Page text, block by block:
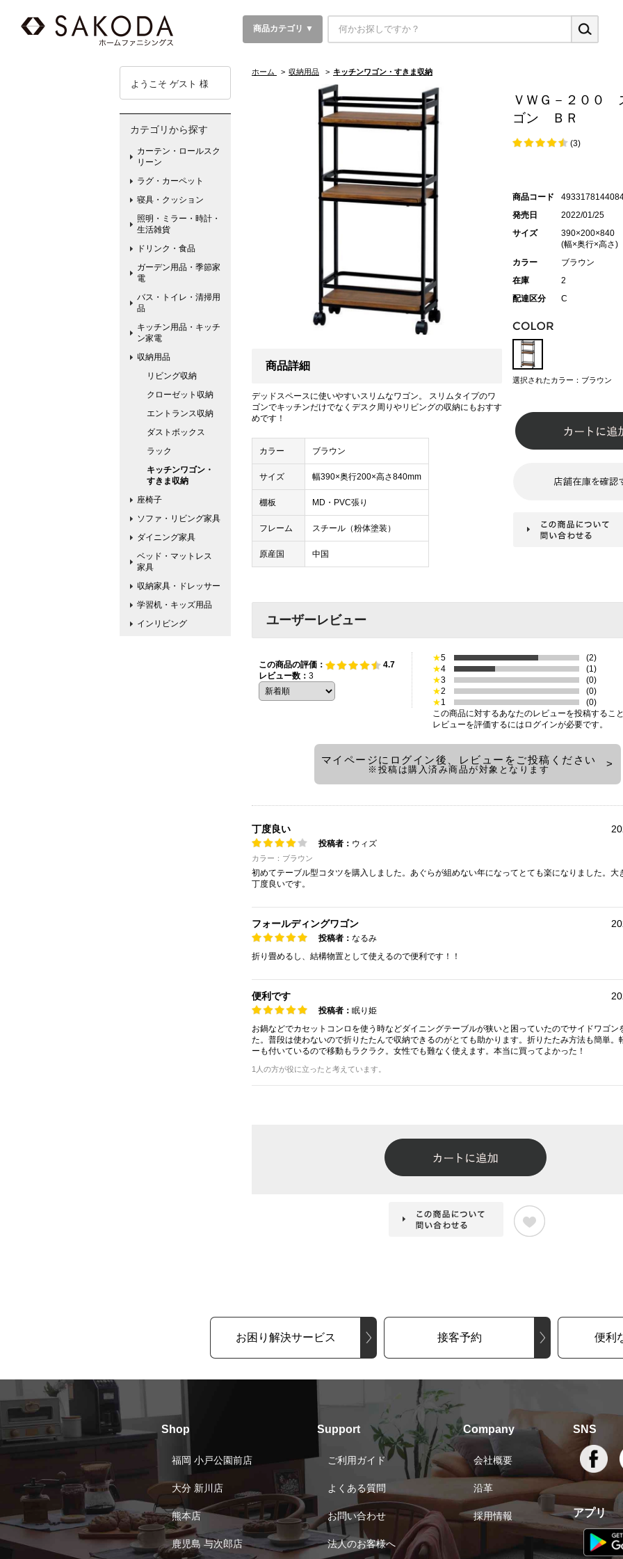
商品カテゴリ ▼
ホーム > 収納用品 > キッチンワゴン・すきま収納
商品詳細
デッドスペースに使いやすいスリムなワゴン。 スリムタイプのワ
ゴンでキッチンだけでなくデスク周りやリビングの収納にもおすす
めです！
カラー ブラウン
サイズ 幅390×奥行200×高さ840mm
棚板 MD・PVC張り
フレーム スチール（粉体塗装）
原産国 中国
ＶＷＧ－２００
ゴン ＢＲ
(3)
商品コード
発売日
2022/01/25
サイズ
390×200×840
(幅×奥行×高さ)
カラー
ブラウン
在庫
2
配達区分
C
選択されたカラー：ブラウン
ユーザーレビュー
この商品の評価：
4.7
レビュー数： 3
★5
(2)
★4
(1)
★3
(0)
★2
(0)
★1
(0)
この商品に対するあなたのレビューを投稿するこ
レビューを評価するには ログインが必要です。
マイページにログイン後、レビューをご投稿ください
※投稿は購入済み商品が対象となります
丁度良い
投稿者： ウィズ
カラー：ブラウン
初めてテーブル型コタツを購入しました。あぐらが組めない年になってとても楽になりました。大
丁度良いです。
フォールディングワゴン
投稿者： なるみ
折り畳めるし、結構物置として使えるので便利です！！
便利です
投稿者： 眠り姫
お鍋などでカセットコンロを使う時などダイニングテーブルが狭いと困っていたのでサイドワゴン
た。普段は使わないので折りたたんで収納できるのがとても助かります。折りたたみ方法も簡単。
ーも付いているので移動もラクラク。女性でも難なく使えます。本当に買ってよかった！
1人の方が役に立ったと考えています。
ようこそ ゲスト 様
カテゴリから探す
カーテン・ロールスク
リーン
ラグ・カーペット
寝具・クッション
照明・ミラー・時計・
生活雑貨
ドリンク・食品
ガーデン用品・季節家
電
バス・トイレ・清掃用
品
キッチン用品・キッチ
ン家電
収納用品
リビング収納
クローゼット収納
エントランス収納
ダストボックス
ラック
キッチンワゴン・
すきま収納
座椅子
ソファ・リビング家具
ダイニング家具
ベッド・マットレス
家具
収納家具・ドレッサー
学習机・キッズ用品
インリビング
お困り解決サービス 接客予約 便利
Shop
福岡 小戸公園前店
大分 新川店
熊本店
鹿児島 与次郎店
Support
ご利用ガイド
よくある質問
お問い合わせ
法人のお客様へ
Company
会社概要
沿革
採用情報
SNS
アプリ